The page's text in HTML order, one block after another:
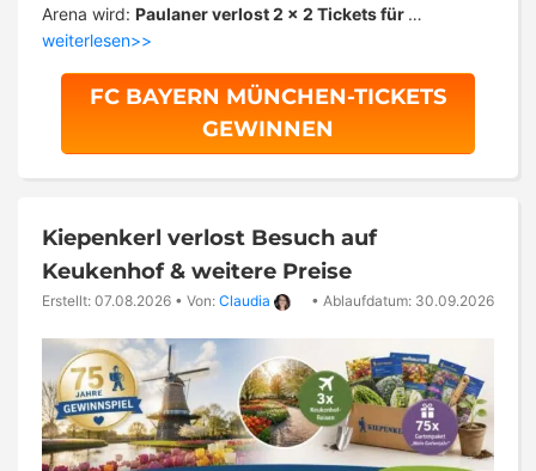
Arena wird: Paulaner verlost 2 x 2 Tickets für …
weiterlesen>>
FC BAYERN MÜNCHEN-TICKETS
GEWINNEN
Kiepenkerl verlost Besuch auf
Keukenhof & weitere Preise
Erstellt: 07.08.2026 • Von: Claudia • Ablaufdatum: 30.09.2026